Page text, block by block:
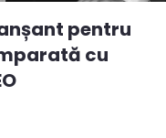
pentru
cu